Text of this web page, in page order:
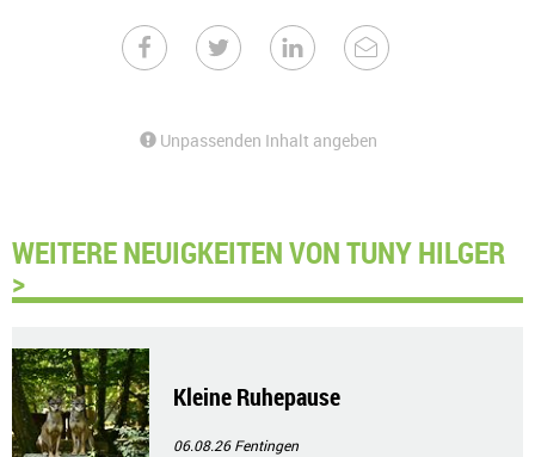
Unpassenden Inhalt angeben
WEITERE NEUIGKEITEN VON TUNY HILGER
>
Kleine Ruhepause
06.08.26Fentingen